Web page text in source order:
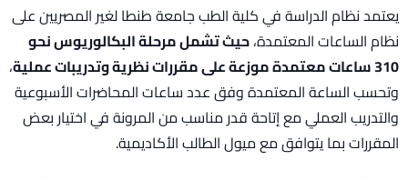
يعتمد نظام الدراسة في كلية الطب جامعة طنطا لغير المصريين على
نظام الساعات المعتمدة،حيث تشمل مرحلة البكالوريوس نحو
310 ساعات معتمدة موزعة على مقررات نظرية وتدريبات عملية
،
وتحسب الساعة المعتمدة وفق عدد ساعات المحاضرات الأسبوعية
والتدريب العملي مع إتاحة قدر مناسب من المرونة في اختيار بعض
المقررات بما يتوافق مع ميول الطالب الأكاديمية.